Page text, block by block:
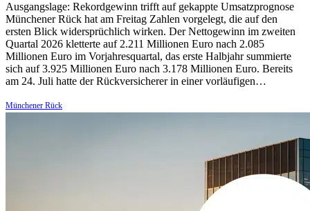
Ausgangslage: Rekordgewinn trifft auf gekappte Umsatzprognose
Münchener Rück hat am Freitag Zahlen vorgelegt, die auf den
ersten Blick widersprüchlich wirken. Der Nettogewinn im zweiten
Quartal 2026 kletterte auf 2.211 Millionen Euro nach 2.085
Millionen Euro im Vorjahresquartal, das erste Halbjahr summierte
sich auf 3.925 Millionen Euro nach 3.178 Millionen Euro. Bereits
am 24. Juli hatte der Rückversicherer in einer vorläufigen…
Münchener Rück